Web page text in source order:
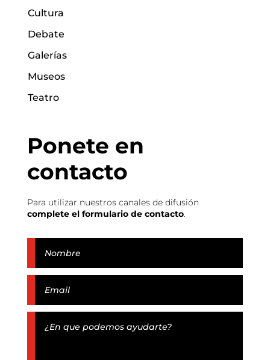
Cultura
Debate
Galerías
Museos
Teatro
Ponete en
contacto
Para utilizar nuestros canales de difusión
complete el formulario de contacto.